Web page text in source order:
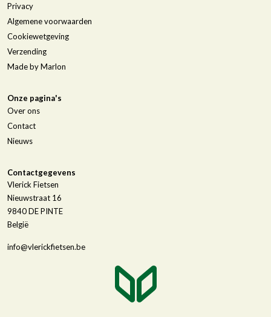
Privacy
Algemene voorwaarden
Cookiewetgeving
Verzending
Made by Marlon
Onze pagina's
Over ons
Contact
Nieuws
Contactgegevens
Vlerick Fietsen
Nieuwstraat 16
9840DE PINTE
België
info@vlerickfietsen.be